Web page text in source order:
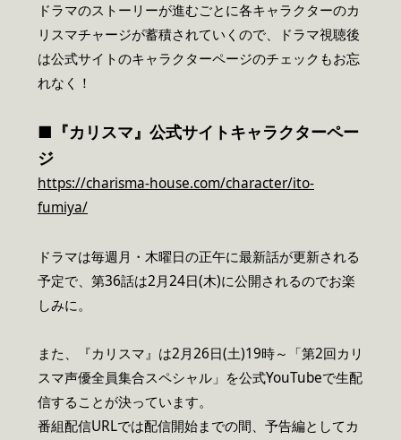
ドラマのストーリーが進むごとに各キャラクターのカ
リスマチャージが蓄積されていくので、ドラマ視聴後
は公式サイトのキャラクターページのチェックもお忘
れなく！
■『カリスマ』公式サイトキャラクターペー
ジ
https://charisma-house.com/character/ito-
fumiya/
ドラマは毎週月・木曜日の正午に最新話が更新される
予定で、第36話は2月24日(木)に公開されるのでお楽
しみに。
また、『カリスマ』は2月26日(土)19時～「第2回カリ
スマ声優全員集合スペシャル」を公式YouTubeで生配
信することが決っています。
番組配信URLでは配信開始までの間、予告編としてカ